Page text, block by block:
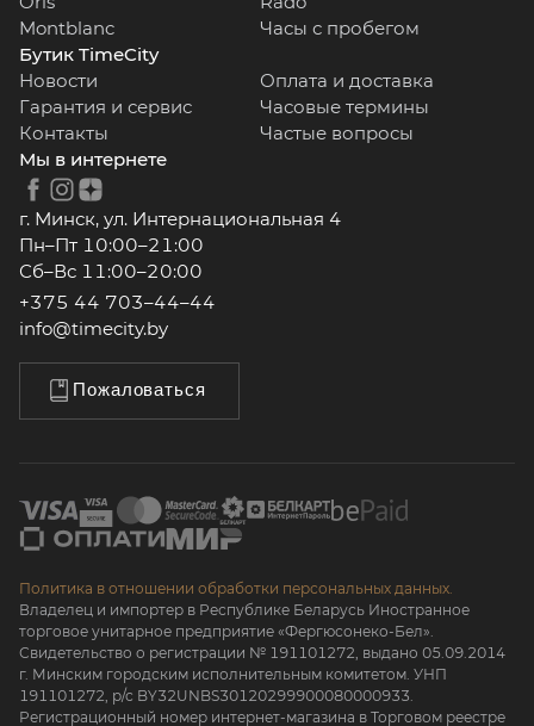
Montblanc
Часы с пробегом
Бутик TimeCity
Новости
Оплата и доставка
Гарантия и сервис
Часовые термины
Контакты
Частые вопросы
Мы в интернете
г. Минск, ул. Интернациональная 4
Пн–Пт 10:00–21:00
Сб–Вс 11:00–20:00
+375 44 703–44–44
info@timecity.by
Пожаловаться
Политика в отношении обработки персональных данных.
Владелец и импортер в Республике Беларусь Иностранное
торговое унитарное предприятие «Фергюсонеко-Бел».
Свидетельство о регистрации № 191101272, выдано 05.09.2014
г. Минским городским исполнительным комитетом. УНП
191101272, р/с BY32UNBS30120299900080000933.
Регистрационный номер интернет-магазина в Торговом реестре